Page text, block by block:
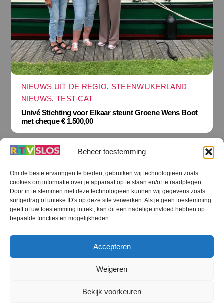
Beheer toestemming
Om de beste ervaringen te bieden, gebruiken wij technologieën zoals
cookies om informatie over je apparaat op te slaan en/of te raadplegen.
Door in te stemmen met deze technologieën kunnen wij gegevens zoals
surfgedrag of unieke ID's op deze site verwerken. Als je geen toestemming
geeft of uw toestemming intrekt, kan dit een nadelige invloed hebben op
bepaalde functies en mogelijkheden.
Accepteren
Weigeren
Bekijk voorkeuren
NIEUWS UIT DE REGIO, STEENWIJKERLAND
NIEUWS, TEST-CAT
Univé Stichting voor Elkaar steunt Groene Wens Boot
met cheque € 1.500,00
Terug
naar
boven
RTV SLOS
RTV SLOS ANBI